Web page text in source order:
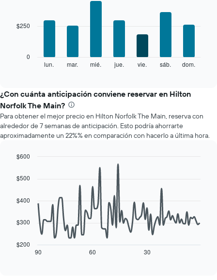
muestra
El
gráfico
muestra
1
eje
indica
precio
de
una
habitación
el
precio
promedio
de
una
habitación
cada
de
la
El
muestra
lun. mar. mié. jue. vie. sáb. dom.
0
$250
¿Con cuánta anticipación conviene reservar en Hilton
Norfolk The Main?
Para obtener el mejor precio en Hilton Norfolk The Main, reserva con
alrededor de 7 semanas de anticipación. Esto podría ahorrarte
aproximadamente un 22%% en comparación con hacerlo a última hora.
with
data
points.
El
siguiente
cuadro
muestra
90 60 30
$200
$300
$400
$500
$600